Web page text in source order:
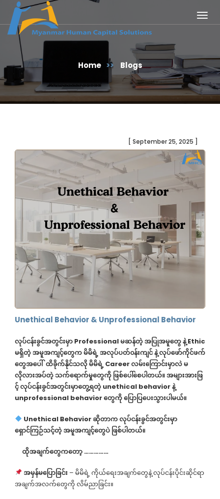
Home >> Blogs
[ September 25, 2025 ]
Unethical Behavior & Unprofessional Behavior
လုပ်ငန်းခွင်အတွင်းမှာ Professionalမဆန်တဲ့ အပြုအမူတွေနဲ့Ethic
မရှိတဲ့ အမူအကျင့်တွေက မိမိရဲ့ အလုပ်ပတ်၀န်းကျင်နဲ့လုပ်ဖော်ကိုင်ဖက်
တွေအပေါ် ထိခိုက်နိုင်သလို မိမိရဲ့ Career လမ်းကြောင်းမှာလဲမ
လိုလားအပ်တဲ့ သက်ရောက်မှုတွေကို ဖြစ်ပေါ်စေပါတယ်။အများအားဖြ
င့် လုပ်ငန်းခွင်အတွင်းမှာတွေ့ရတဲ့ unethical behaviorနဲ့
unprofessional behaviorတွေကို ပြောပြပေးသွားပါမယ်။
Unethical Behaviorဆိုတာကလုပ်ငန်းခွင်အတွင်းမှာ
ရှောင်ကြဉ်သင့်တဲ့အမူအကျင့်တွေပဲ ဖြစ်ပါတယ်။
ထိုအချက်တွေကတော့ ……………
အမှန်မပြောခြင်း– မိမိရဲ့ ကိုယ်ရေးအချက်တွေနဲ့ လုပ်ငန်းပိုင်းဆိုင်ရာ
အချက်အလက်တွေကို လိမ်ညာခြင်း။